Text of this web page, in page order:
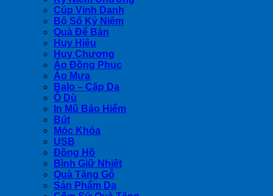
Cúp Vinh Danh
Bộ Số Kỷ Niệm
Quà Để Bàn
Huy Hiệu
Huy Chương
Áo Đồng Phục
Áo Mưa
Balo – Cặp Da
Ô Dù
In Mũ Bảo Hiểm
Bút
Móc Khóa
USB
Đồng Hồ
Bình Giữ Nhiệt
Quà Tặng Gỗ
Sản Phẩm Da